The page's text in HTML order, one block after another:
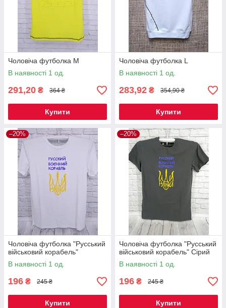
Чоловіча футболка M
В наявності 1 од.
291,20 ₴ 364 ₴
Купити
Чоловіча футболка L
В наявності 1 од.
283,92 ₴ 354,90 ₴
Купити
–20%
Чоловіча футболка "Русський
військовий корабель"
В наявності 1 од.
196 ₴ 245 ₴
Купити
–20%
Чоловіча футболка "Русський
військовий корабель" Сірий
В наявності 1 од.
196 ₴ 245 ₴
Купити